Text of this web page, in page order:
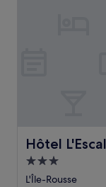
Hôtel
Hôtel L'Escale
Hébergement
3.0 étoiles
L'Île-Rousse